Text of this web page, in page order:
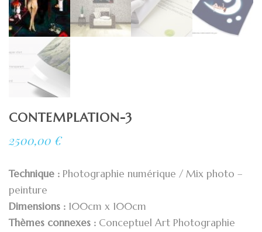
CONTEMPLATION-3
2500,00 €
Technique : Photographie numérique / Mix photo –
peinture
Dimensions : 100cm x 100cm
Thèmes connexes : Conceptuel Art Photographie